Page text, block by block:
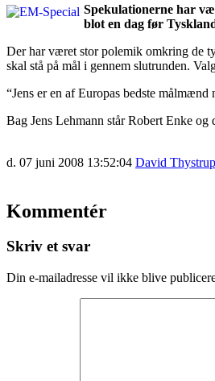
Spekulationerne har
blot en dag før
Der har været stor polemik omkring de
skal stå på mål i gennem slutrunden.
“Jens er en af Europas bedste
Bag Jens Lehmann står Robert Enke
d. 07 juni 2008 13:52:04 David Thystrup
Kommentér
Skriv et svar
Din e-mailadresse vil ikke blive